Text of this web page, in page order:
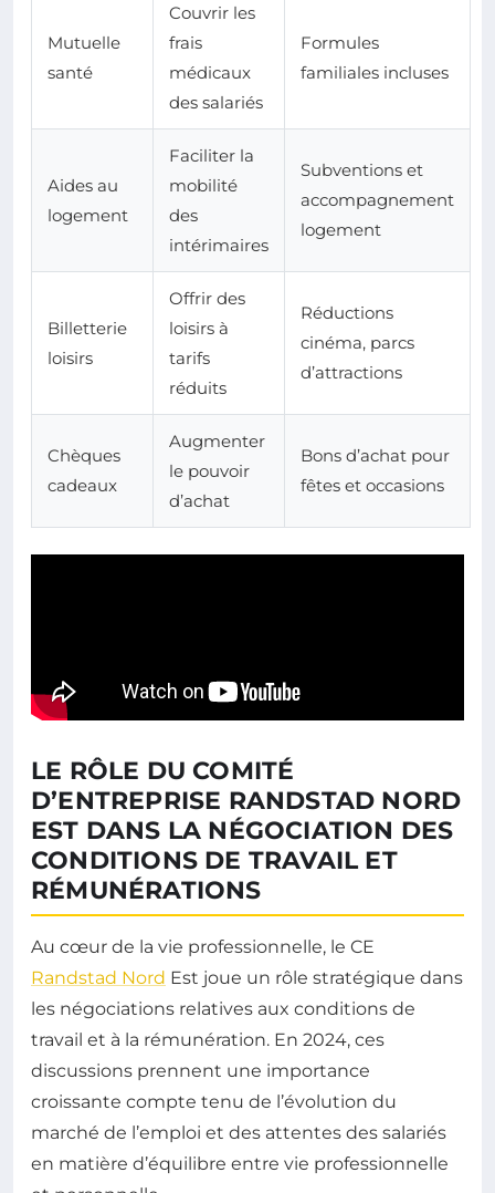
Mutuelle
santé
Couvrir les
frais
médicaux
des salariés
Formules
familiales incluses
Aides au
logement
Faciliter la
mobilité
des
intérimaires
Subventions et
accompagnement
logement
Billetterie
loisirs
Offrir des
loisirs à
tarifs
réduits
Réductions
cinéma, parcs
d’attractions
Chèques
cadeaux
Augmenter
le pouvoir
d’achat
Bons d’achat pour
fêtes et occasions
LE RÔLE DU COMITÉ
D’ENTREPRISE RANDSTAD NORD
EST DANS LA NÉGOCIATION DES
CONDITIONS DE TRAVAIL ET
RÉMUNÉRATIONS
Au cœur de la vie professionnelle, le CE
Randstad Nord Est joue un rôle stratégique dans
les négociations relatives aux conditions de
travail et à la rémunération. En 2024, ces
discussions prennent une importance
croissante compte tenu de l’évolution du
marché de l’emploi et des attentes des salariés
en matière d’équilibre entre vie professionnelle